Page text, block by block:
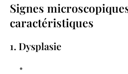
Signes
caractéristiques
1. Dysplasie